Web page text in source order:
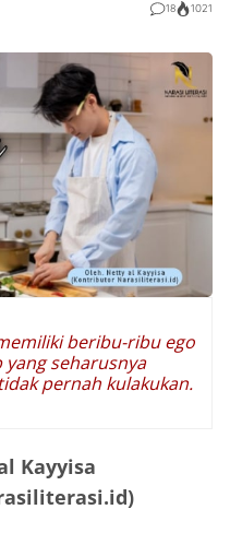
18
1021
beribu-ribu ego
yang seharusnya
pernah kulakukan.
Kayyisa